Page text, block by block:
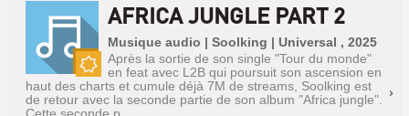
Nouveauté
AFRICA JUNGLE PART 2
Musique audio | Soolking | Universal , 2025
Après la sortie de son single "Tour du monde"
en feat avec L2B qui poursuit son ascension en
haut des charts et cumule déjà 7M de streams, Soolking est
de retour avec la seconde partie de son album "Africa jungle".